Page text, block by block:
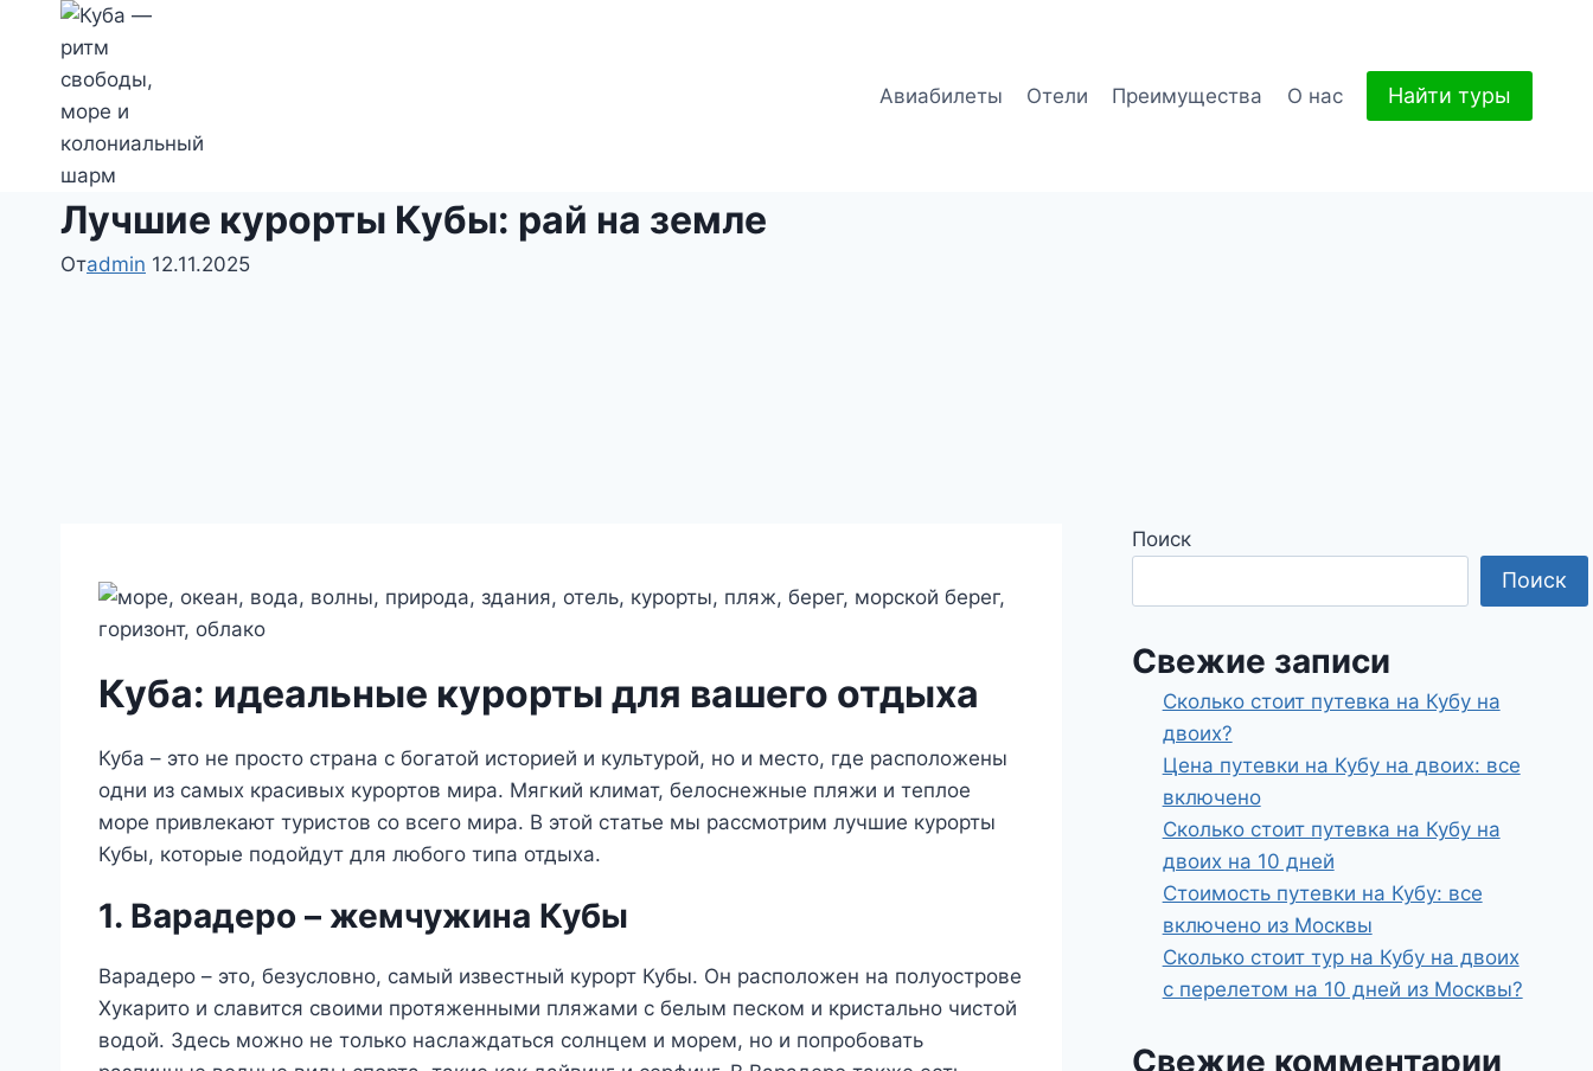
Перейти
содержимому
Авиабилеты Отели Преимущества О нас Найти туры
Лучшие курорты Кубы: рай на земле
Отadmin 12.11.2025
Куба: идеальные курорты для вашего отдыха
Куба – это не просто страна с богатой историей и культурой, но и место, где расположены
одни из самых красивых курортов мира. Мягкий климат, белоснежные пляжи и теплое
море привлекают туристов со всего мира. В этой статье мы рассмотрим лучшие курорты
Кубы, которые подойдут для любого типа отдыха.
1. Варадеро – жемчужина Кубы
Варадеро – это, безусловно, самый известный курорт Кубы. Он расположен на полуострове
Хукарито и славится своими протяженными пляжами с белым песком и кристально чистой
водой. Здесь можно не только наслаждаться солнцем и морем, но и попробовать
Поиск
Поиск
Свежие записи
Сколько стоит путевка на Кубу на
двоих?
Цена путевки на Кубу на двоих: все
включено
Сколько стоит путевка на Кубу на
двоих на 10 дней
Стоимость путевки на Кубу: все
включено из Москвы
Сколько стоит тур на Кубу на двоих
с перелетом на 10 дней из Москвы?
Свежие комментарии